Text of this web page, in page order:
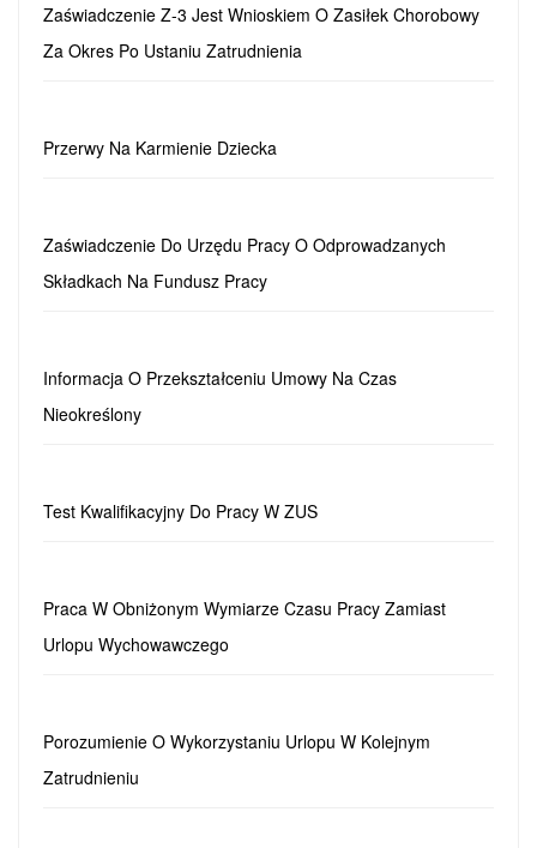
Zaświadczenie Z-3 Jest Wnioskiem O Zasiłek Chorobowy
Za Okres Po Ustaniu Zatrudnienia
Przerwy Na Karmienie Dziecka
Zaświadczenie Do Urzędu Pracy O Odprowadzanych
Składkach Na Fundusz Pracy
Informacja O Przekształceniu Umowy Na Czas
Nieokreślony
Test Kwalifikacyjny Do Pracy W ZUS
Praca W Obniżonym Wymiarze Czasu Pracy Zamiast
Urlopu Wychowawczego
Porozumienie O Wykorzystaniu Urlopu W Kolejnym
Zatrudnieniu